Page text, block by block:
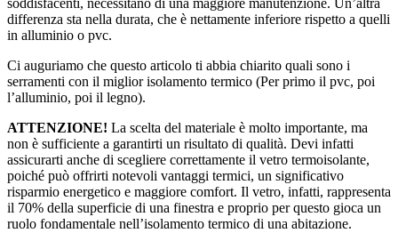
soddisfacenti, necessitano di una maggiore manutenzione. Un’altra
differenza sta nella durata, che è nettamente inferiore rispetto a quelli
in alluminio o pvc.
Ci auguriamo che questo articolo ti abbia chiarito quali sono i
serramenti con il miglior isolamento termico (Per primo il pvc, poi
l’alluminio, poi il legno).
ATTENZIONE! La scelta del materiale è molto importante, ma
non è sufficiente a garantirti un risultato di qualità. Devi infatti
assicurarti anche di scegliere correttamente il vetro termoisolante,
poiché può offrirti notevoli vantaggi termici, un significativo
risparmio energetico e maggiore comfort. Il vetro, infatti, rappresenta
il 70% della superficie di una finestra e proprio per questo gioca un
ruolo fondamentale nell’isolamento termico di una abitazione.